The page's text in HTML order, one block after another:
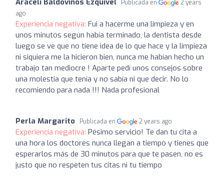
Publicada en
2 years
ago
Experiencia negativa: Fui a hacerme una limpieza y en
unos minutos según había terminado, la dentista desde
luego se ve que no tiene idea de lo que hace y la limpieza
ni siquiera me la hicieron bien, nunca me habían hecho un
trabajo tan mediocre ! Aparte pedí unos consejos sobre
una molestia que tenía y no sabía ni que decir. No lo
recomiendo para nada !!! Nada profesional
Perla Margarito Publicada en 2 years ago
Experiencia negativa: Pésimo servicio! Te dan tu cita a
una hora los doctores nunca llegan a tiempo y tienes que
esperarlos más de 30 minutos para que te pasen, no es
justo que no respeten tus citas ni tu tiempo